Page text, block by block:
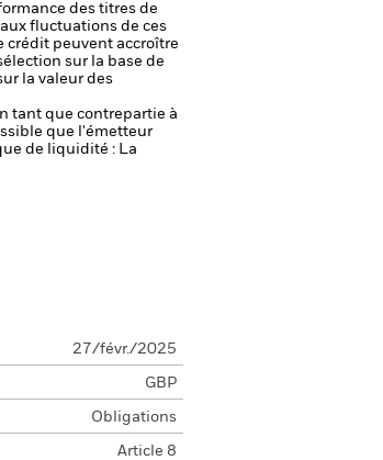
des titres de
fluctuations de ces
crédit peuvent accroître
sur la base de
la valeur des
tant que contrepartie à
que l'émetteur
de liquidité : La
27/févr./2025
GBP
Obligations
Article 8